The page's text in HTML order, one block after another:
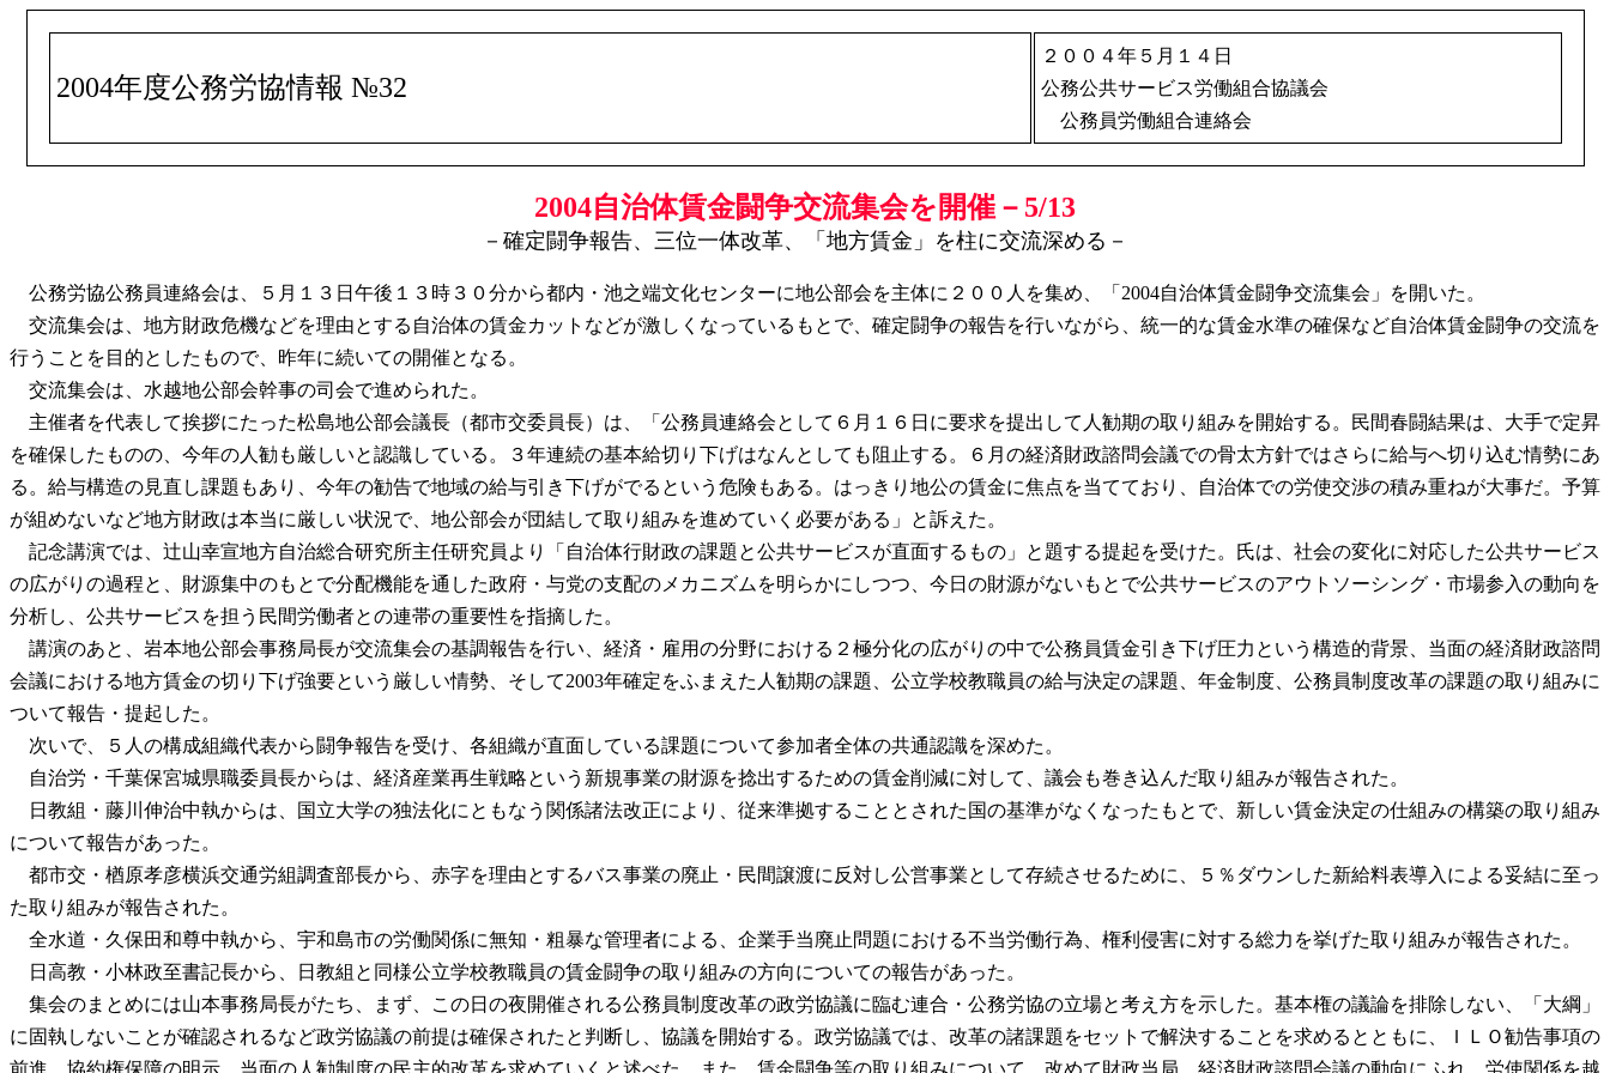
2004年度公務労協情報 №32
２００４年５月１４日
公務公共サービス労働組合協議会
公務員労働組合連絡会
2004自治体賃金闘争交流集会を開催－5/13
－確定闘争報告、三位一体改革、「地方賃金」を柱に交流深める－
公務労協公務員連絡会は、５月１３日午後１３時３０分から都内・池之端文化センターに地公部会を主体に２００人を集め、「2004自治体賃金闘争交流集会」を開いた。
交流集会は、地方財政危機などを理由とする自治体の賃金カットなどが激しくなっているもとで、確定闘争の報告を行いながら、統一的な賃金水準の確保など自治体賃金闘争の交流を
行うことを目的としたもので、昨年に続いての開催となる。
交流集会は、水越地公部会幹事の司会で進められた。
主催者を代表して挨拶にたった松島地公部会議長（都市交委員長）は、「公務員連絡会として６月１６日に要求を提出して人勧期の取り組みを開始する。民間春闘結果は、大手で定昇
を確保したものの、今年の人勧も厳しいと認識している。３年連続の基本給切り下げはなんとしても阻止する。６月の経済財政諮問会議での骨太方針ではさらに給与へ切り込む情勢にあ
る。給与構造の見直し課題もあり、今年の勧告で地域の給与引き下げがでるという危険もある。はっきり地公の賃金に焦点を当てており、自治体での労使交渉の積み重ねが大事だ。予算
が組めないなど地方財政は本当に厳しい状況で、地公部会が団結して取り組みを進めていく必要がある」と訴えた。
記念講演では、辻山幸宣地方自治総合研究所主任研究員より「自治体行財政の課題と公共サービスが直面するもの」と題する提起を受けた。氏は、社会の変化に対応した公共サービス
の広がりの過程と、財源集中のもとで分配機能を通した政府・与党の支配のメカニズムを明らかにしつつ、今日の財源がないもとで公共サービスのアウトソーシング・市場参入の動向を
分析し、公共サービスを担う民間労働者との連帯の重要性を指摘した。
講演のあと、岩本地公部会事務局長が交流集会の基調報告を行い、経済・雇用の分野における２極分化の広がりの中で公務員賃金引き下げ圧力という構造的背景、当面の経済財政諮問
会議における地方賃金の切り下げ強要という厳しい情勢、そして2003年確定をふまえた人勧期の課題、公立学校教職員の給与決定の課題、年金制度、公務員制度改革の課題の取り組みに
ついて報告・提起した。
次いで、５人の構成組織代表から闘争報告を受け、各組織が直面している課題について参加者全体の共通認識を深めた。
自治労・千葉保宮城県職委員長からは、経済産業再生戦略という新規事業の財源を捻出するための賃金削減に対して、議会も巻き込んだ取り組みが報告された。
日教組・藤川伸治中執からは、国立大学の独法化にともなう関係諸法改正により、従来準拠することとされた国の基準がなくなったもとで、新しい賃金決定の仕組みの構築の取り組み
について報告があった。
都市交・楢原孝彦横浜交通労組調査部長から、赤字を理由とするバス事業の廃止・民間譲渡に反対し公営事業として存続させるために、５％ダウンした新給料表導入による妥結に至っ
た取り組みが報告された。
全水道・久保田和尊中執から、宇和島市の労働関係に無知・粗暴な管理者による、企業手当廃止問題における不当労働行為、権利侵害に対する総力を挙げた取り組みが報告された。
日高教・小林政至書記長から、日教組と同様公立学校教職員の賃金闘争の取り組みの方向についての報告があった。
集会のまとめには山本事務局長がたち、まず、この日の夜開催される公務員制度改革の政労協議に臨む連合・公務労協の立場と考え方を示した。基本権の議論を排除しない、「大綱」
に固執しないことが確認されるなど政労協議の前提は確保されたと判断し、協議を開始する。政労協議では、改革の諸課題をセットで解決することを求めるとともに、ＩＬＯ勧告事項の
前進、協約権保障の明示、当面の人勧制度の民主的改革を求めていくと述べた。また、賃金闘争等の取り組みについて、改めて財政当局、経済財政諮問会議の動向にふれ、労使関係を越